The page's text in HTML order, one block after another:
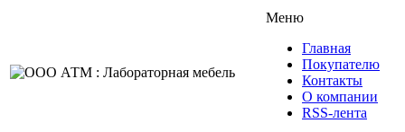
Меню
Главная
Покупателю
Контакты
О компании
RSS-лента